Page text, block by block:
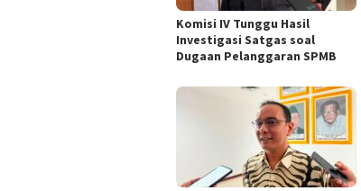
Komisi IV Tunggu Hasil
Investigasi Satgas soal
Dugaan Pelanggaran SPMB